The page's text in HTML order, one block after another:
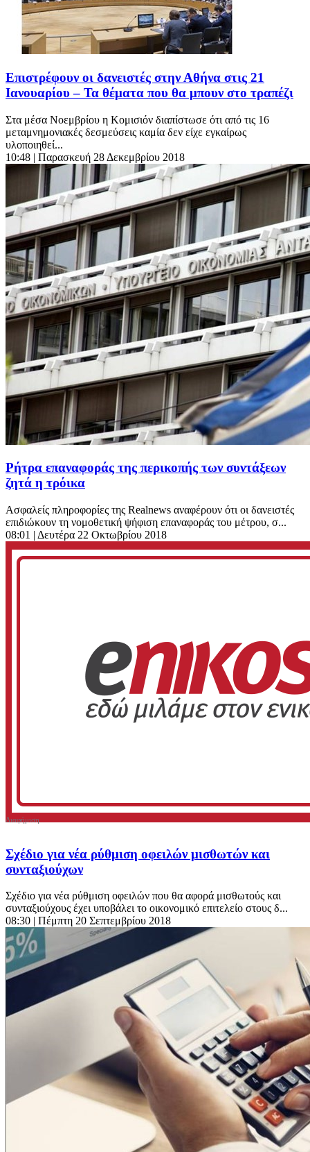
Επιστρέφουν οι δανειστές στην Αθήνα στις 21
Ιανουαρίου – Τα θέματα που θα μπουν στο τραπέζι
Στα μέσα Νοεμβρίου η Κομισιόν διαπίστωσε ότι από τις 16
μεταμνημονιακές δεσμεύσεις καμία δεν είχε εγκαίρως
υλοποιηθεί...
10:48 | Παρασκευή 28 Δεκεμβρίου 2018
Ρήτρα επαναφοράς της περικοπής των συντάξεων
ζητά η τρόικα
Ασφαλείς πληροφορίες της Realnews αναφέρουν ότι οι δανειστές
επιδιώκουν τη νομοθετική ψήφιση επαναφοράς του μέτρου, σ...
08:01 | Δευτέρα 22 Οκτωβρίου 2018
Σχέδιο για νέα ρύθμιση οφειλών μισθωτών και
συνταξιούχων
Σχέδιο για νέα ρύθμιση οφειλών που θα αφορά μισθωτούς και
συνταξιούχους έχει υποβάλει το οικονομικό επιτελείο στους δ...
08:30 | Πέμπτη 20 Σεπτεμβρίου 2018